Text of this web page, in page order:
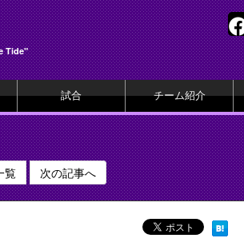
Tide"
試合 チーム紹介
覧 次の記事へ